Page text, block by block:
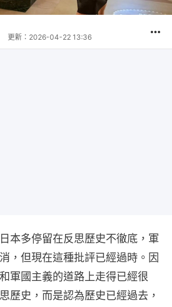
更新： 2026-04-22 13:36
本多停留在反思歷史不徹底，軍
，但現在這種批評已經過時。因
軍國主義的道路上走得已經很
歷史，而是認為歷史已經過去，